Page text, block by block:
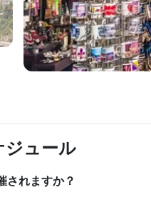
ジュール
されますか？